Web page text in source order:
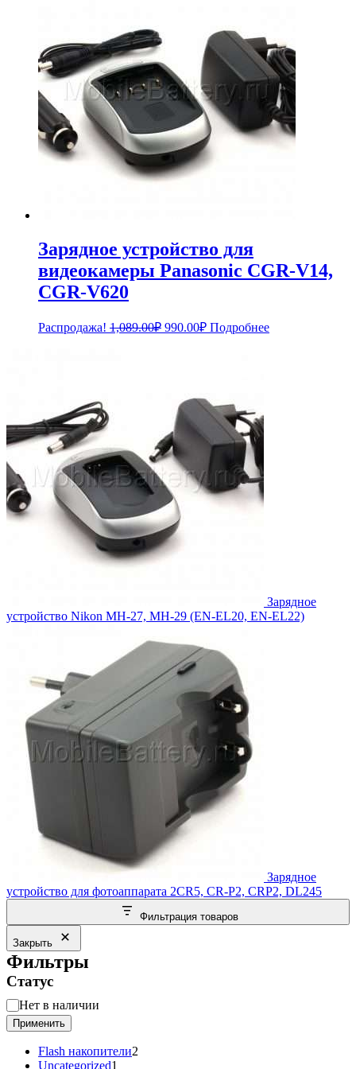
Зарядное устройство для
видеокамеры Panasonic CGR-V14,
CGR-V620
Распродажа! 1,089.00₽ Первоначальная
990.00₽Текущая
Подробнее
Зарядное
устройство Nikon MH-27, MH-29 (EN-EL20, EN-EL22)
Зарядное
устройство для фотоаппарата 2CR5, CR-P2, CRP2, DL245
Фильтрация товаров
Закрыть
Фильтры
Статус
Статус
Нет в наличии
Применить
Flash накопители2
Uncategorized1